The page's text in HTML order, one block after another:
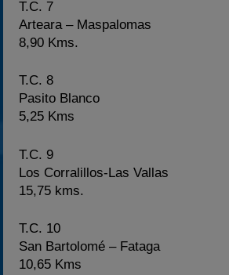
T.C. 7
Arteara – Maspalomas
8,90 Kms.
T.C. 8
Pasito Blanco
5,25 Kms
T.C. 9
Los Corralillos-Las Vallas
15,75 kms.
T.C. 10
San Bartolomé – Fataga
10,65 Kms